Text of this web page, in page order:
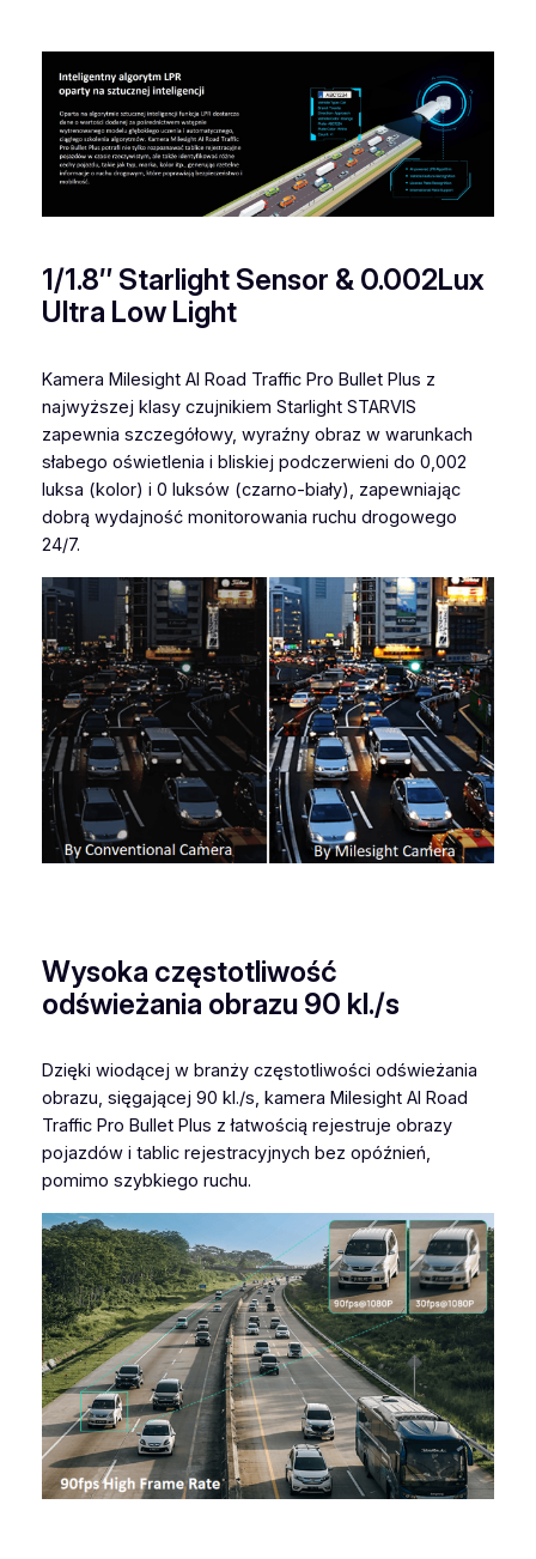
1/1.8″ Starlight Sensor & 0.002Lux
Ultra Low Light
Kamera Milesight AI Road Traffic Pro Bullet Plus z
najwyższej klasy czujnikiem Starlight STARVIS
zapewnia szczegółowy, wyraźny obraz w warunkach
słabego oświetlenia i bliskiej podczerwieni do 0,002
luksa (kolor) i 0 luksów (czarno-biały), zapewniając
dobrą wydajność monitorowania ruchu drogowego
24/7.
Wysoka częstotliwość
odświeżania obrazu 90 kl./s
Dzięki wiodącej w branży częstotliwości odświeżania
obrazu, sięgającej 90 kl./s, kamera Milesight AI Road
Traffic Pro Bullet Plus z łatwością rejestruje obrazy
pojazdów i tablic rejestracyjnych bez opóźnień,
pomimo szybkiego ruchu.